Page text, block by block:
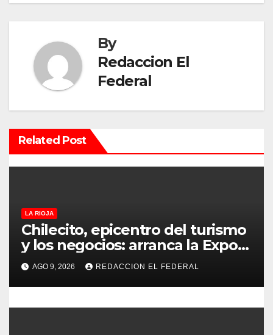
c
n
d
e
n
t
r
By
Redaccion El
Federal
Related Post
LA RIOJA
Chilecito, epicentro del turismo
y los negocios: arranca la Expo
que promete revolucionar la
economía regional en un
evento sin precedentes en La
Rioja
AGO 9, 2026 REDACCION EL FEDERAL